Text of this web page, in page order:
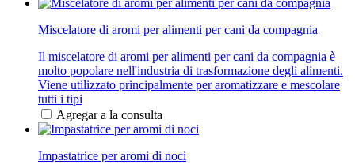
Miscelatore di aromi per alimenti per cani da compagnia
Il miscelatore di aromi per alimenti per cani da compagnia è
molto popolare nell'industria di trasformazione degli alimenti.
Viene utilizzato principalmente per aromatizzare e mescolare
tutti i tipi
Agregar a la consulta
Impastatrice per aromi di noci